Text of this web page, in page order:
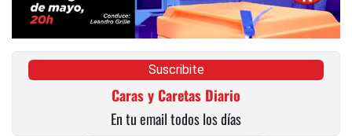
Suscribite
Caras y Caretas Diario
En tu email todos los días